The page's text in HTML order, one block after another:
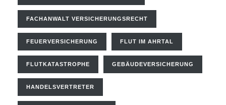
FACHANWALT VERSICHERUNGSRECHT
FEUERVERSICHERUNG FLUT IM AHRTAL
FLUTKATASTROPHE GEBÄUDEVERSICHERUNG
HANDELSVERTRETER